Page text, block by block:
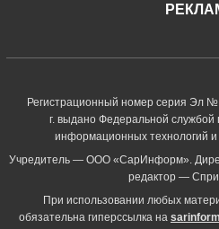
Регистрационный номер серия Эл
г. выдано Федеральной службой
информационных технологий
Учредитель — ООО «СарИнформ».
редактор —
При использовании любых
обязательна гиперссылка на